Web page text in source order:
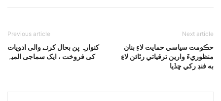
Previous article
کنوارہ پن بحال کرنے والی ادویات
کی فروخت ، ایک سماجی المیہ
Next article
حڪومت سياسي حمايت لاءِ بنان
منظوريءَ وارين ترقياتي رٿائن لاءِ
به فنڊ رکي ڇڏيا